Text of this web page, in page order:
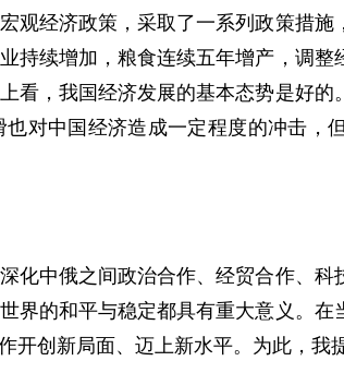
观经济政策，采取了一系列政策措
持续增加，粮食连续五年增产，调
看，我国经济发展的基本态势是好
对中国经济造成一定程度的冲击，
中俄之间政治合作、经贸合作、科
界的和平与稳定都具有重大意义。
创新局面、迈上新水平。为此，我